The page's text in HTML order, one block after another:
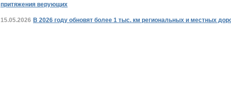
притяжения верующих
15.05.2026 В 2026 году обновят более 1 тыс. км региональных и местных